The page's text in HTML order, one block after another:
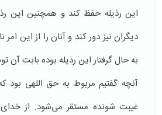
این رذیله حفظ کند و همچنین این
دیگران نیز دور کند و آنان را از این امر
به حال گرفتار این رذیله بوده بابت آن
آنچه گفتیم مربوط به حق اللهی بود
غیبت شونده مستقر می‌شود. از